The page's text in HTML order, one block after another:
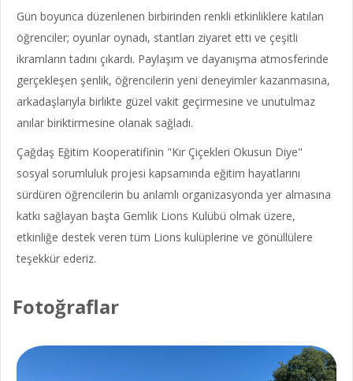
Gün boyunca düzenlenen birbirinden renkli etkinliklere katılan
öğrenciler; oyunlar oynadı, stantları ziyaret etti ve çeşitli
ikramların tadını çıkardı. Paylaşım ve dayanışma atmosferinde
gerçekleşen şenlik, öğrencilerin yeni deneyimler kazanmasına,
arkadaşlarıyla birlikte güzel vakit geçirmesine ve unutulmaz
anılar biriktirmesine olanak sağladı.
Çağdaş Eğitim Kooperatifinin "Kır Çiçekleri Okusun Diye"
sosyal sorumluluk projesi kapsamında eğitim hayatlarını
sürdüren öğrencilerin bu anlamlı organizasyonda yer almasına
katkı sağlayan başta Gemlik Lions Kulübü olmak üzere,
etkinliğe destek veren tüm Lions kulüplerine ve gönüllülere
teşekkür ederiz.
Fotoğraflar